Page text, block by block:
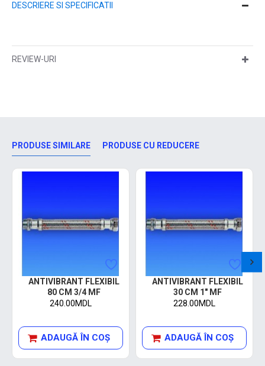
DESCRIERE SI SPECIFICATII
REVIEW-URI
PRODUSE SIMILARE PRODUSE CU REDUCERE
ANTIVIBRANT FLEXIBIL
80 CM 3/4 MF
240.00MDL
ADAUGĂ ÎN COŞ
ANTIVIBRANT FLEXIBIL
30 CM 1" MF
228.00MDL
ADAUGĂ ÎN COŞ